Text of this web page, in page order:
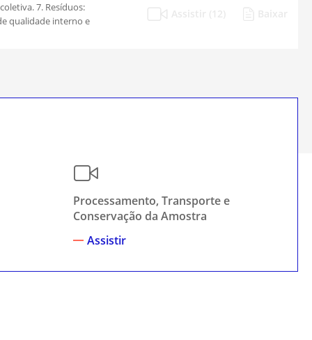
7. Resíduos:
qualidade interno e
Processamento, Transporte e
Conservação da Amostra
Assistir